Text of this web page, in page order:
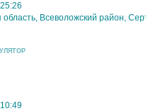
область, Всеволожский район,